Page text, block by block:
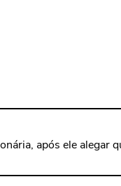
após ele alegar